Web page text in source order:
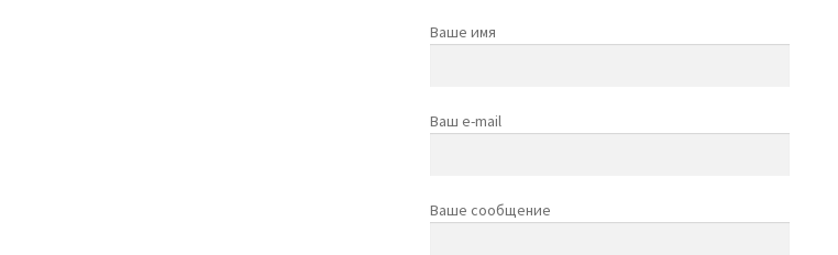
Ваше имя
Ваш e-mail
Ваше сообщение